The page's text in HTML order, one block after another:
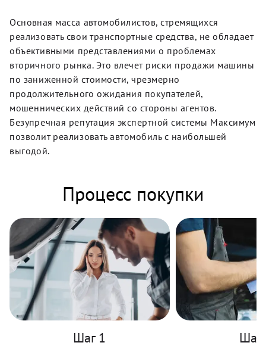
Основная масса автомобилистов, стремящихся
реализовать свои транспортные средства, не обладает
объективными представлениями о проблемах
вторичного рынка. Это влечет риски продажи машины
по заниженной стоимости, чрезмерно
продолжительного ожидания покупателей,
мошеннических действий со стороны агентов.
Безупречная репутация экспертной системы Максимум
позволит реализовать автомобиль с наибольшей
выгодой.
Процесс покупки
Шаг 1 Шаг